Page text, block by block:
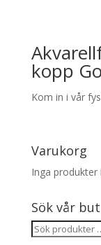
kopp
Kom in i vår
Varukorg
Inga produkter
Sök vår
Sök